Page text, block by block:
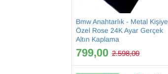
Bmw Anahtarlık - Metal Kişiye
Özel Rose 24K Ayar Gerçek
Altın Kaplama
799,00 2.598,00